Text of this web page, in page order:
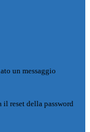
un messaggio
il reset della password